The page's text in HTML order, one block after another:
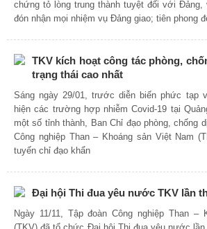
chứng tỏ lòng trung thành tuyệt đối với
đón nhận mọi nhiệm vụ Đảng giao; tiên phong
TKV kích hoạt công tác phòng,
trạng thái cao nhất
Sáng ngày 29/01, trước diễn biến phức tạp
hiện các trường hợp nhiễm Covid-19 tại
một số tỉnh thành, Ban Chỉ đạo phòng, chống
Công nghiệp Than – Khoáng sản Việt Nam
tuyến chỉ đạo khẩn
Đại hội Thi đua yêu nước TKV lần
Ngày 11/11, Tập đoàn Công nghiệp Than –